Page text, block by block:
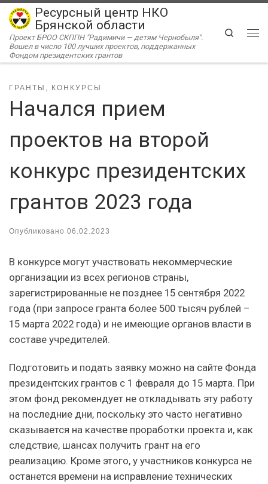
Перейти к содержимому
Ресурсный центр НКО
Брянской области
Проект БРОО СКППН "Радимичи — детям Чернобыля".
Вошел в число 100 лучших проектов, поддержанных
Фондом президентских грантов
Search
ГРАНТЫ, КОНКУРСЫ
Начался прием
проектов на второй
конкурс президентских
грантов 2023 года
Опубликовано 06.02.2023
В конкурсе могут участвовать некоммерческие
организации из всех регионов страны,
зарегистрированные не позднее 15 сентября 2022
года (при запросе гранта более 500 тысяч рублей –
15 марта 2022 года) и не имеющие органов власти в
составе учредителей.
Подготовить и подать заявку можно на сайте Фонда
президентских грантов с 1 февраля до 15 марта. При
этом фонд рекомендует не откладывать эту работу
на последние дни, поскольку это часто негативно
сказывается на качестве проработки проекта и, как
следствие, шансах получить грант на его
реализацию. Кроме этого, у участников конкурса не
останется времени на исправление технических